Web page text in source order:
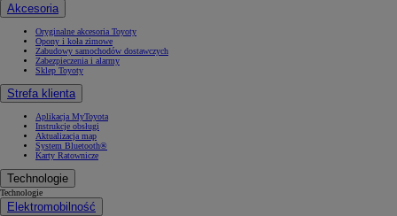
Akcesoria
Oryginalne akcesoria Toyoty
Opony i koła zimowe
Zabudowy samochodów dostawczych
Zabezpieczenia i alarmy
Sklep Toyoty
Strefa klienta
Aplikacja MyToyota
Instrukcje obsługi
Aktualizacja map
System Bluetooth®
Karty Ratownicze
Technologie
Technologie
Elektromobilność